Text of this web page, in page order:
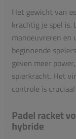
Het gewicht van
krachtig je spel
manoeuvreren en
beginnende
geven meer
spierkracht. Het
controle is
Padel racket
hybride